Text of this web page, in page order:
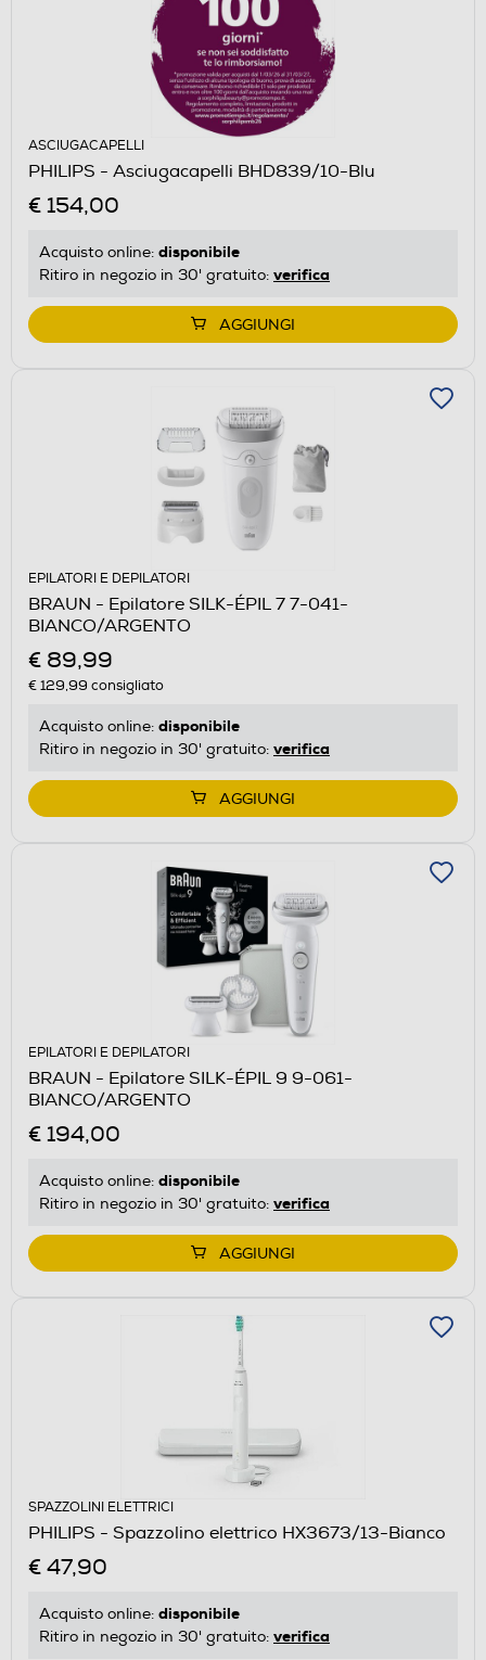
ASCIUGACAPELLI
PHILIPS - Asciugacapelli BHD839/10-Blu
€ 154,00
Acquisto online: disponibile
Ritiro in negozio in 30' gratuito: verifica
AGGIUNGI
EPILATORI E DEPILATORI
BRAUN - Epilatore SILK-ÉPIL 7 7-041-
BIANCO/ARGENTO
€ 89,99
€ 129,99 consigliato
Acquisto online: disponibile
Ritiro in negozio in 30' gratuito: verifica
AGGIUNGI
EPILATORI E DEPILATORI
BRAUN - Epilatore SILK-ÉPIL 9 9-061-
BIANCO/ARGENTO
€ 194,00
Acquisto online: disponibile
Ritiro in negozio in 30' gratuito: verifica
AGGIUNGI
SPAZZOLINI ELETTRICI
PHILIPS - Spazzolino elettrico HX3673/13-Bianco
€ 47,90
Acquisto online: disponibile
Ritiro in negozio in 30' gratuito: verifica